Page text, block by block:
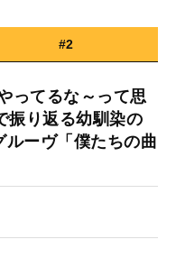
#2
ってるな～って思
振り返る幼馴染の
ーヴ「僕たちの曲